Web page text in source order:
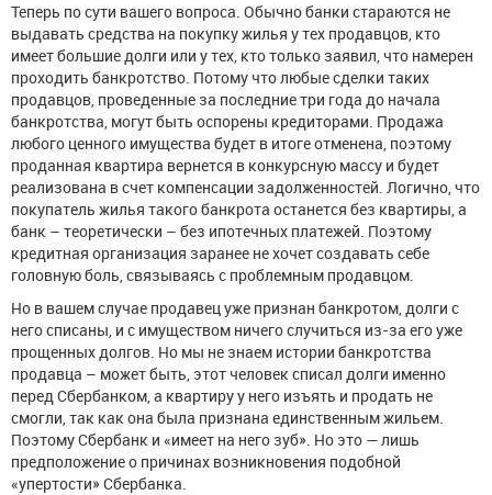
Теперь по сути вашего вопроса. Обычно банки стараются не
выдавать средства на покупку жилья у тех продавцов, кто
имеет большие долги или у тех, кто только заявил, что намерен
проходить банкротство. Потому что любые сделки таких
продавцов, проведенные за последние три года до начала
банкротства, могут быть оспорены кредиторами. Продажа
любого ценного имущества будет в итоге отменена, поэтому
проданная квартира вернется в конкурсную массу и будет
реализована в счет компенсации задолженностей. Логично, что
покупатель жилья такого банкрота останется без квартиры, а
банк – теоретически – без ипотечных платежей. Поэтому
кредитная организация заранее не хочет создавать себе
головную боль, связываясь с проблемным продавцом.
Но в вашем случае продавец уже признан банкротом, долги с
него списаны, и с имуществом ничего случиться из-за его уже
прощенных долгов. Но мы не знаем истории банкротства
продавца – может быть, этот человек списал долги именно
перед Сбербанком, а квартиру у него изъять и продать не
смогли, так как она была признана единственным жильем.
Поэтому Сбербанк и «имеет на него зуб». Но это — лишь
предположение о причинах возникновения подобной
«упертости» Сбербанка.